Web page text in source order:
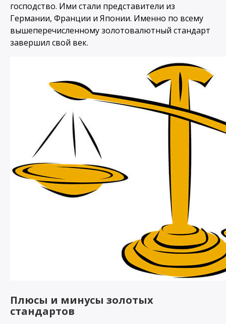
господство. Ими стали представители из
Германии, Франции и Японии. Именно по всему
вышеперечисленному золотовалютный стандарт
завершил свой век.
Плюсы и минусы золотых
стандартов